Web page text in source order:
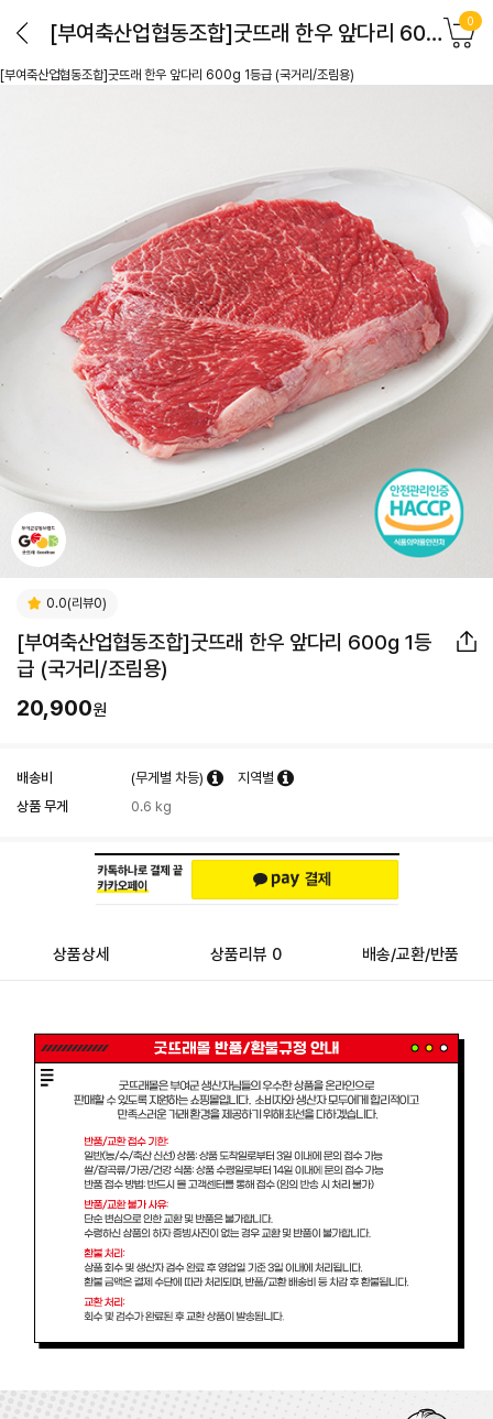
[부여축산업협동조합]굿뜨래 한우 앞다리 600g 1등급 (국거리/조림용) 0
[부여축산업협동조합]굿뜨래 한우 앞다리 600g 1등급 (국거리/조림용)
0.0(리뷰0)
[부여축산업협동조합]굿뜨래 한우 앞다리 600g 1등
급 (국거리/조림용)
20,900원
배송비 (무게별 차등)
지역별
상품 무게
0.6 kg
상품상세 상품리뷰 0 배송/교환/반품